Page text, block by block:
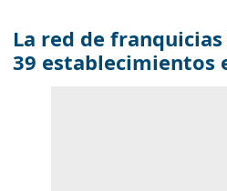
La red de
39 establecimientos